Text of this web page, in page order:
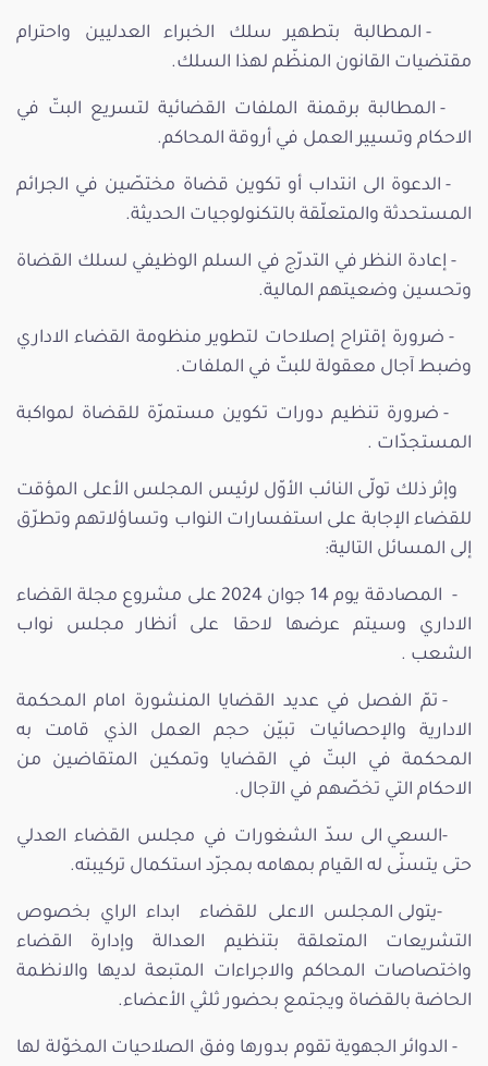
- المطالبة بتطهير سلك الخبراء العدليين واحترام
مقتضيات القانون المنظّم لهذا السلك.
- المطالبة برقمنة الملفات القضائية لتسريع البتّ في
الاحكام وتسيير العمل في أروقة المحاكم.
- الدعوة الى انتداب أو تكوين قضاة مختصّين في الجرائم
المستحدثة والمتعلّقة بالتكنولوجيات الحديثة.
- إعادة النظر في التدرّج في السلم الوظيفي لسلك القضاة
وتحسين وضعيتهم المالية.
- ضرورة إقتراح إصلاحات لتطوير منظومة القضاء الاداري
وضبط آجال معقولة للبتّ في الملفات.
- ضرورة تنظيم دورات تكوين مستمرّة للقضاة لمواكبة
المستجدّات .
وإثر ذلك تولّى النائب الأوّل لرئيس المجلس الأعلى المؤقت
للقضاء الإجابة على استفسارات النواب وتساؤلاتهم وتطرّق
إلى المسائل التالية:
- المصادقة يوم 14 جوان 2024 على مشروع مجلة القضاء
الاداري وسيتم عرضها لاحقا على أنظار مجلس نواب
الشعب .
- تمّ الفصل في عديد القضايا المنشورة امام المحكمة
الادارية والإحصائيات تبيّن حجم العمل الذي قامت به
المحكمة في البتّ في القضايا وتمكين المتقاضين من
الاحكام التي تخصّهم في الآجال.
-السعي الى سدّ الشغورات في مجلس القضاء العدلي
حتى يتسنّى له القيام بمهامه بمجرّد استكمال تركيبته.
-يتولى المجلس الاعلى للقضاء ابداء الراي بخصوص
التشريعات المتعلقة بتنظيم العدالة وإدارة القضاء
واختصاصات المحاكم والاجراءات المتبعة لديها والانظمة
الحاضة بالقضاة ويجتمع بحضور ثلثي الأعضاء.
- الدوائر الجهوية تقوم بدورها وفق الصلاحيات المخوّلة لها